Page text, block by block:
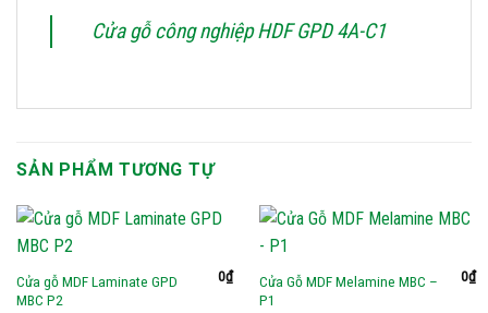
Cửa gỗ công nghiệp HDF GPD 4A-C1
SẢN PHẨM TƯƠNG TỰ
Cửa gỗ MDF Laminate GPD
MBC P2
0₫
Cửa Gỗ MDF Melamine MBC –
P1
0₫